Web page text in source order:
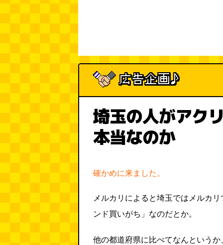
埼玉の人がアク
本当なのか
確かめに来ました。
メルカリによると埼玉ではメルカ
ンド買いがち」なのだとか。
他の都道府県に比べてなんという